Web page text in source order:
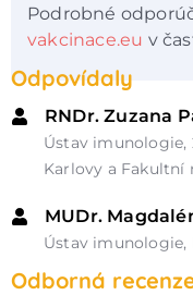
Podrobné
vakcinace.eu v
Odpovídaly
RNDr. Zuzana
Ústav imunologie,
Karlovy a Fakultní
MUDr.
Ústav imunologie,
Odborná